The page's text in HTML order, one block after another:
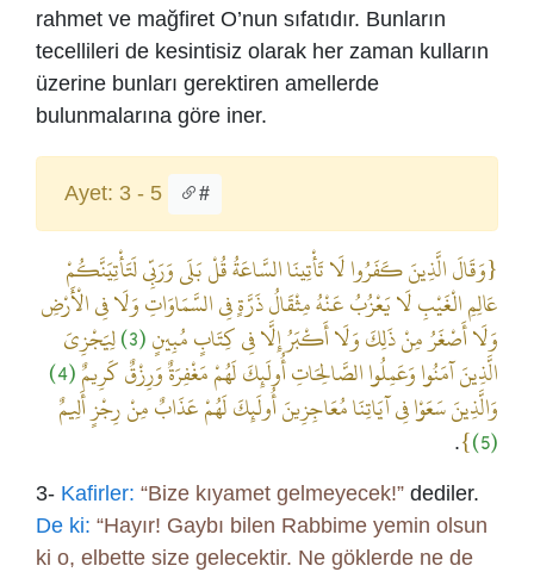
rahmet ve mağfiret O’nun sıfatıdır. Bunların
tecellileri de kesintisiz olarak her zaman kulların
üzerine bunları gerektiren amellerde
bulunmalarına göre iner.
Ayet: 3 - 5 #
{وَقَالَ الَّذِينَ كَفَرُوا لَا تَأْتِينَا السَّاعَةُ قُلْ بَلَى وَرَبِّي لَتَأْتِيَنَّكُمْ
عَالِمِ الْغَيْبِ لَا يَعْزُبُ عَنْهُ مِثْقَالُ ذَرَّةٍ فِي السَّمَاوَاتِ وَلَا فِي الْأَرْضِ
وَلَا أَصْغَرُ مِنْ ذَلِكَ وَلَا أَكْبَرُ إِلَّا فِي كِتَابٍ مُبِينٍ(3) لِيَجْزِيَ
الَّذِينَ آمَنُوا وَعَمِلُوا الصَّالِحَاتِ أُولَئِكَ لَهُمْ مَغْفِرَةٌ وَرِزْقٌ كَرِيمٌ(4)
وَالَّذِينَ سَعَوْا فِي آيَاتِنَا مُعَاجِزِينَ أُولَئِكَ لَهُمْ عَذَابٌ مِنْ رِجْزٍ أَلِيمٌ
(5)
}
.
3- Kafirler: “Bize kıyamet gelmeyecek!” dediler.
De ki: “Hayır! Gaybı bilen Rabbime yemin olsun
ki o, elbette size gelecektir. Ne göklerde ne de